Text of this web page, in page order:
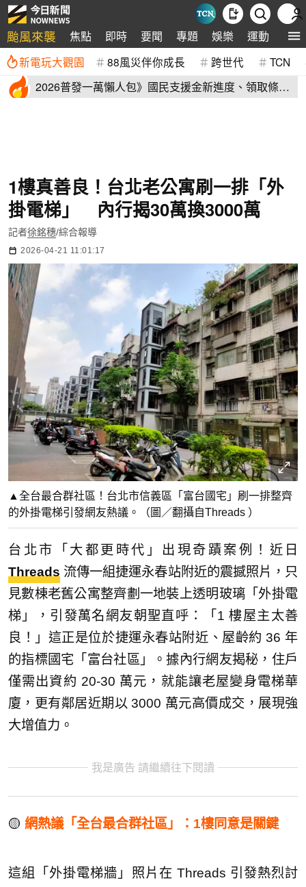
颱風來襲 焦點 即時 要聞 專題 娛樂 運動 全球
新電玩大觀園 88風災伴你成長 跨世代 TCN
2026普發一萬懶人包》國民支援金新進度、領取條
1樓真善良！台北老公寓刷一排「外
掛電梯」 內行揭30萬換3000萬
記者徐銘穗/綜合報導
2026-04-21 11:01:17
▲全台最合群社區！台北市信義區「富台國宅」刷一排整齊
的外掛電梯引發網友熱議。（圖／翻攝自Threads ）
台北市「大都更時代」出現奇蹟案例！近日
Threads 流傳一組捷運永春站附近的震撼照片，只
見數棟老舊公寓整齊劃一地裝上透明玻璃「外掛電
梯」，引發萬名網友朝聖直呼：「1 樓屋主太善
良！」這正是位於捷運永春站附近、屋齡約 36 年
的指標國宅「富台社區」。據內行網友揭秘，住戶
僅需出資約 20-30 萬元，就能讓老屋變身電梯華
廈，更有鄰居近期以 3000 萬元高價成交，展現強
大增值力。
我是廣告 請繼續往下閱讀
🟡 網熱議「全台最合群社區」：1樓同意是關鍵
這組「外掛電梯牆」照片在 Threads 引發熱烈討